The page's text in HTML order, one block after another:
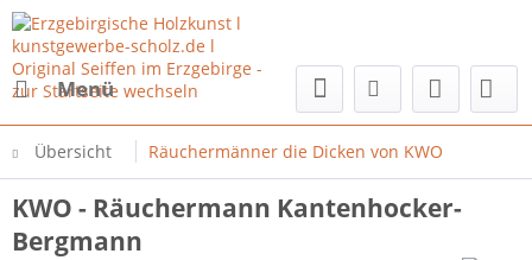
Menü
Übersicht Räuchermänner die Dicken von KWO
KWO - Räuchermann Kantenhocker-
Bergmann